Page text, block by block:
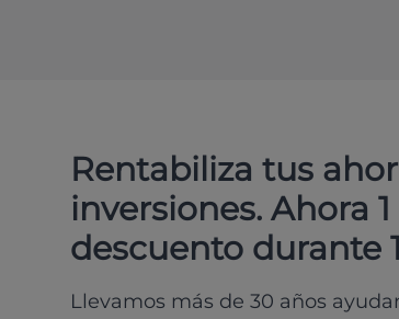
Rentabiliza tus
inversiones. Ahora
descuento durante
Llevamos más de 30 años